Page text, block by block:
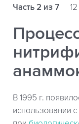
Часть 2 из 7
В 1995 г.
использовании